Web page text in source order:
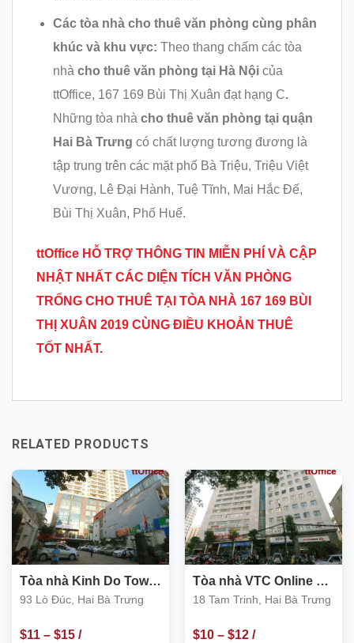
Các tòa nhà cho thuê văn phòng cùng phân
khúc và khu vực: Theo thang chấm các tòa
nhà cho thuê văn phòng tại Hà Nội của
ttOffice, 167 169 Bùi Thị Xuân đạt hạng C.
Những tòa nhà cho thuê văn phòng tại quận
Hai Bà Trưng có chất lượng tương đương là
tập trung trên các mặt phố Bà Triệu, Triệu Việt
Vương, Lê Đại Hành, Tuệ Tĩnh, Mai Hắc Đế,
Bùi Thị Xuân, Phố Huế.
ttOffice HỖ TRỢ THÔNG TIN MIỄN PHÍ VÀ CẬP
NHẬT NHẤT CÁC DIỆN TÍCH VĂN PHÒNG
TRỐNG CHO THUÊ TẠI TÒA NHÀ 167 169 BÙI
THỊ XUÂN 2019 CÙNG ĐIỀU KHOẢN THUÊ
TỐT NHẤT.
RELATED PRODUCTS
Tòa nhà Kinh Do Tower
93 Lò Đúc
93 Lò Đúc, Hai Bà Trưng
$11– $15/
Tòa nhà VTC Online 18
Tam Trinh, Hai Bà
18 Tam Trinh, Hai Bà Trưng
$10– $12/